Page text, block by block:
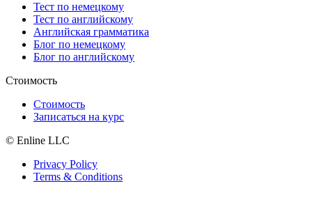
Тест по немецкому
Тест по английскому
Английская грамматика
Блог по немецкому
Блог по английскому
Стоимость
Стоимость
Записаться на курс
© Enline LLC
Privacy Policy
Terms & Conditions